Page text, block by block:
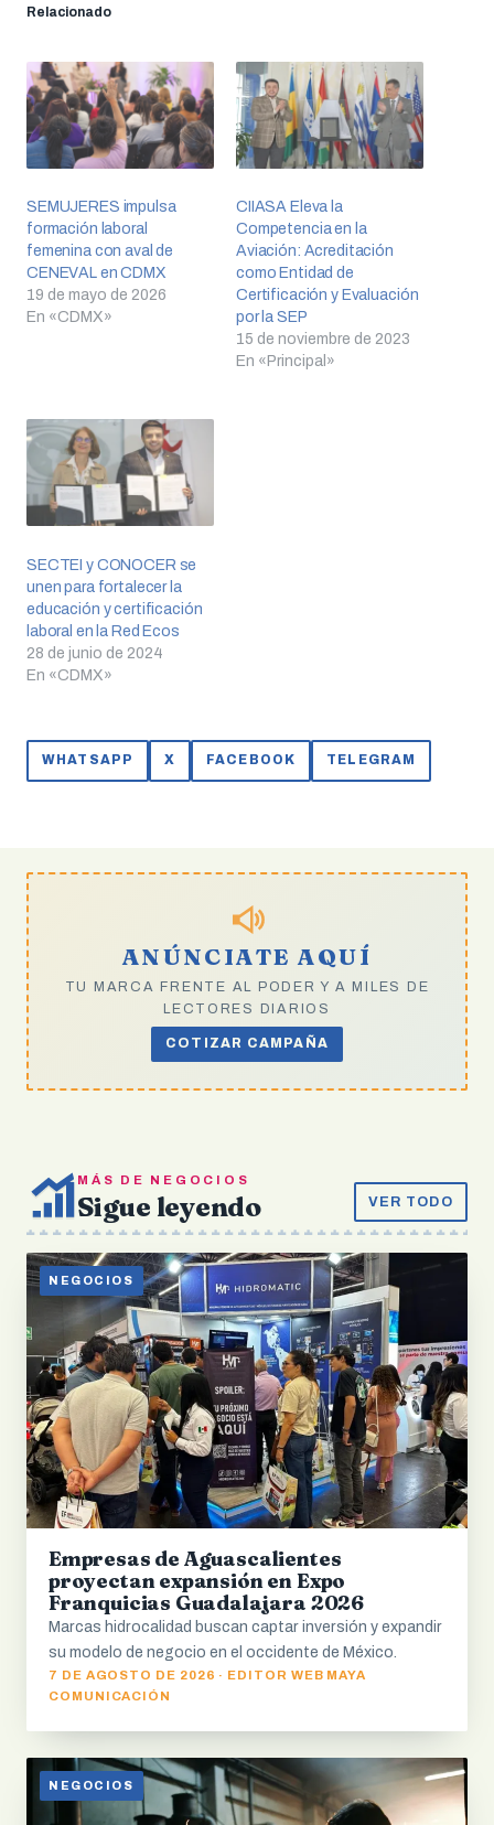
Relacionado
SEMUJERES impulsa
formación laboral
femenina con aval de
CENEVAL en CDMX
19 de mayo de 2026
En «CDMX»
CIIASA Eleva la
Competencia en la
Aviación: Acreditación
como Entidad de
Certificación y Evaluación
por la SEP
15 de noviembre de 2023
En «Principal»
SECTEI y CONOCER se
unen para fortalecer la
educación y certificación
laboral en la Red Ecos
28 de junio de 2024
En «CDMX»
WHATSAPP X FACEBOOK TELEGRAM
ANÚNCIATE AQUÍ
TU MARCA FRENTE AL PODER Y A MILES DE
LECTORES DIARIOS
COTIZAR CAMPAÑA
MÁS DE NEGOCIOS
Sigue leyendo VER TODO
NEGOCIOS
Empresas de Aguascalientes
proyectan expansión en Expo
Franquicias Guadalajara 2026
Marcas hidrocalidad buscan captar inversión y expandir
su modelo de negocio en el occidente de México.
7 DE AGOSTO DE 2026 · EDITOR WEB MAYA
COMUNICACIÓN
NEGOCIOS